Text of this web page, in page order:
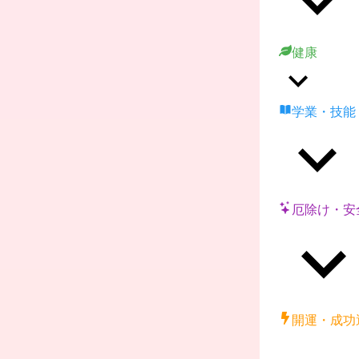
健康
学業・技能
厄除け・安
開運・成功